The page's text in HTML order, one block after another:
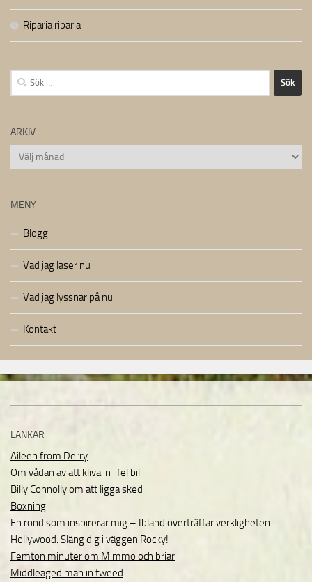
Riparia riparia
Sök
efter:
ARKIV
Arkiv
MENY
Blogg
Vad jag läser nu
Vad jag lyssnar på nu
Kontakt
LÄNKAR
Aileen from Derry
Om vådan av att kliva in i fel bil
Billy Connolly om att ligga sked
Boxning
En rond som inspirerar mig – Ibland överträffar verkligheten
Hollywood. Släng dig i väggen Rocky!
Femton minuter om Mimmo och briar
Middleaged man in tweed